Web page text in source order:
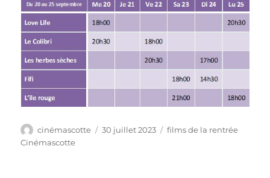
Auteur
cinémascotte
Publié
30 juillet 2023 Catégories
films de la rentrée
Cinémascotte